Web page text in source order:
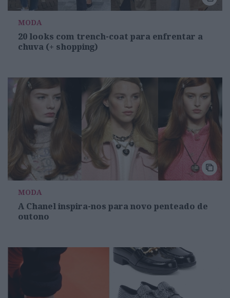
MODA
20 looks com trench-coat para enfrentar a
chuva (+ shopping)
MODA
A Chanel inspira-nos para novo penteado de
outono